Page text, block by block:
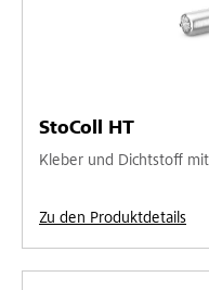
StoColl HT
Kleber und Dichtstoff
Zu den Produktdetails